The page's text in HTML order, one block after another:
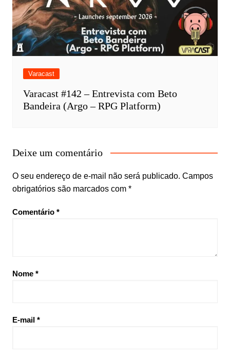
Varacast
Varacast #142 – Entrevista com Beto
Bandeira (Argo – RPG Platform)
Deixe um comentário
O seu endereço de e-mail não será publicado. Campos
obrigatórios são marcados com *
Comentário *
Nome *
E-mail *